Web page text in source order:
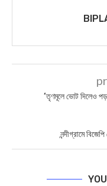
‘তৃণমূলে ভোট দিলেও
নন্দীগ্রামে